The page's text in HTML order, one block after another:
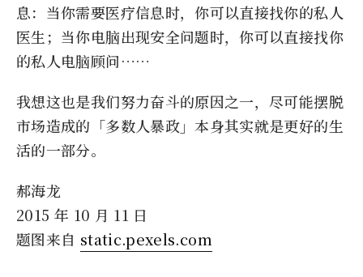
息：当你需要医疗信息时，你可以直接找你的私人
医生；当你电脑出现安全问题时，你可以直接找你
的私人电脑顾问……
我想这也是我们努力奋斗的原因之一，尽可能摆脱
市场造成的「多数人暴政」本身其实就是更好的生
活的一部分。
郝海龙
2015 年 10 月 11 日
题图来自 static.pexels.com